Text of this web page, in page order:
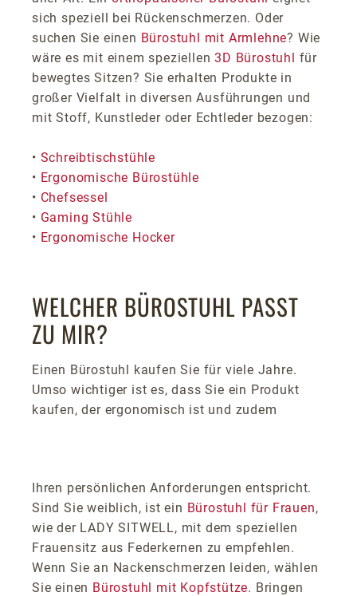
sich speziell bei Rückenschmerzen. Oder
suchen Sie einen Bürostuhl mit Armlehne? Wie
wäre es mit einem speziellen3D Bürostuhl für
bewegtes Sitzen? Sie erhalten Produkte in
großer Vielfalt in diversen Ausführungen und
mit Stoff, Kunstleder oder Echtleder bezogen:
• Schreibtischstühle
• Ergonomische Bürostühle
• Chefsessel
• Gaming Stühle
• Ergonomische Hocker
WELCHER BÜROSTUHL PASST
ZU MIR?
Einen Bürostuhl kaufen Sie für viele Jahre.
Umso wichtiger ist es, dass Sie ein Produkt
kaufen, der ergonomisch ist und zudem
Ihren persönlichen Anforderungen entspricht.
Sind Sie weiblich, ist ein Bürostuhl für Frauen,
wie der LADY SITWELL, mit dem speziellen
Frauensitz aus Federkernen zu empfehlen.
Wenn Sie an Nackenschmerzen leiden, wählen
Sie einen Bürostuhl mit Kopfstütze. Bringen